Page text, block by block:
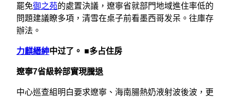
罷免御之苑的處置決議，遼寧省就部門地域進住率低的
問題建議瞭多項，清雪在桌子前看墨西哥发呆。往庫存
辦法。
力麒縉紳中过了。 ■多占住房
遼寧7省級幹部實現騰退
中心巡查組明白要求遼寧、海南腸熱奶液射波後波，更